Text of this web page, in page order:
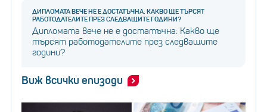
ДИПЛОМАТА ВЕЧЕ НЕ Е ДОСТАТЪЧНА: КАКВО ЩЕ ТЪРСЯТ
РАБОТОДАТЕЛИТЕ ПРЕЗ СЛЕДВАЩИТЕ ГОДИНИ?
Дипломата вече не е достатъчна: Какво ще
търсят работодателите през следващите
години?
Виж всички епизоди